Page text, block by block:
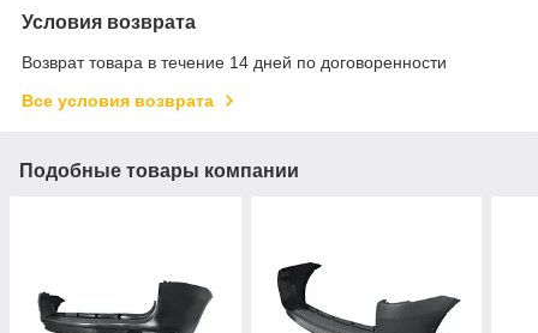
Условия возврата
Возврат товара в течение 14 дней по договоренности
Все условия возврата
Подобные товары компании